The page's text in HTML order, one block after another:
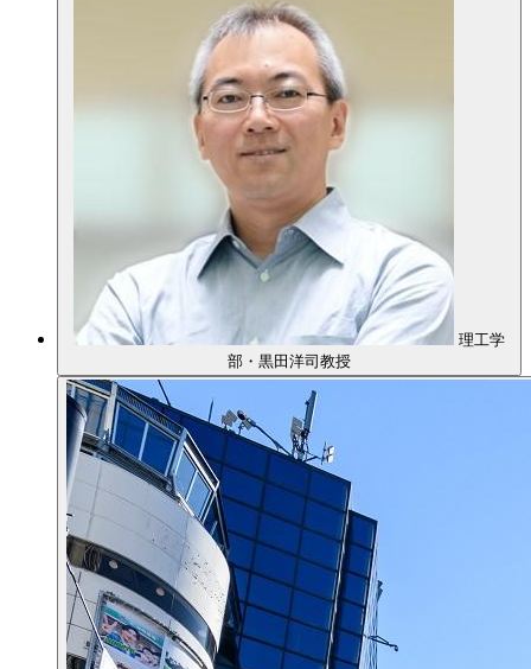
理工学
部・黒田洋司教授